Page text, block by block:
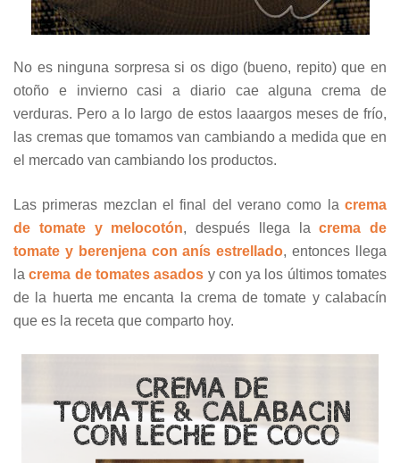
No es ninguna sorpresa si os digo (bueno, repito) que en
otoño e invierno casi a diario cae alguna crema de
verduras. Pero a lo largo de estos laaargos meses de frío,
las cremas que tomamos van cambiando a medida que en
el mercado van cambiando los productos.
Las primeras mezclan el final del verano como la crema
de tomate y melocotón, después llega la crema de
tomate y berenjena con anís estrellado, entonces llega
lacrema de tomates asados y con ya los últimos tomates
de la huerta me encanta la crema de tomate y calabacín
que es la receta que comparto hoy.